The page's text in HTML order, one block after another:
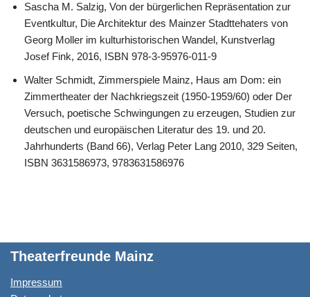
Sascha M. Salzig, Von der bürgerlichen Repräsentation zur
Eventkultur, Die Architektur des Mainzer Stadttehaters von
Georg Moller im kulturhistorischen Wandel, Kunstverlag
Josef Fink, 2016, ISBN 978-3-95976-011-9
Walter Schmidt, Zimmerspiele Mainz, Haus am Dom: ein
Zimmertheater der Nachkriegszeit (1950-1959/60) oder Der
Versuch, poetische Schwingungen zu erzeugen, Studien zur
deutschen und europäischen Literatur des 19. und 20.
Jahrhunderts (Band 66), Verlag Peter Lang 2010, 329 Seiten,
ISBN 3631586973, 9783631586976
Theaterfreunde Mainz
Impressum